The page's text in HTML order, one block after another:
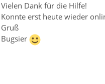
Vielen Dank für die Hilfe!
Konnte erst heute wieder
Gruß
Bugsier